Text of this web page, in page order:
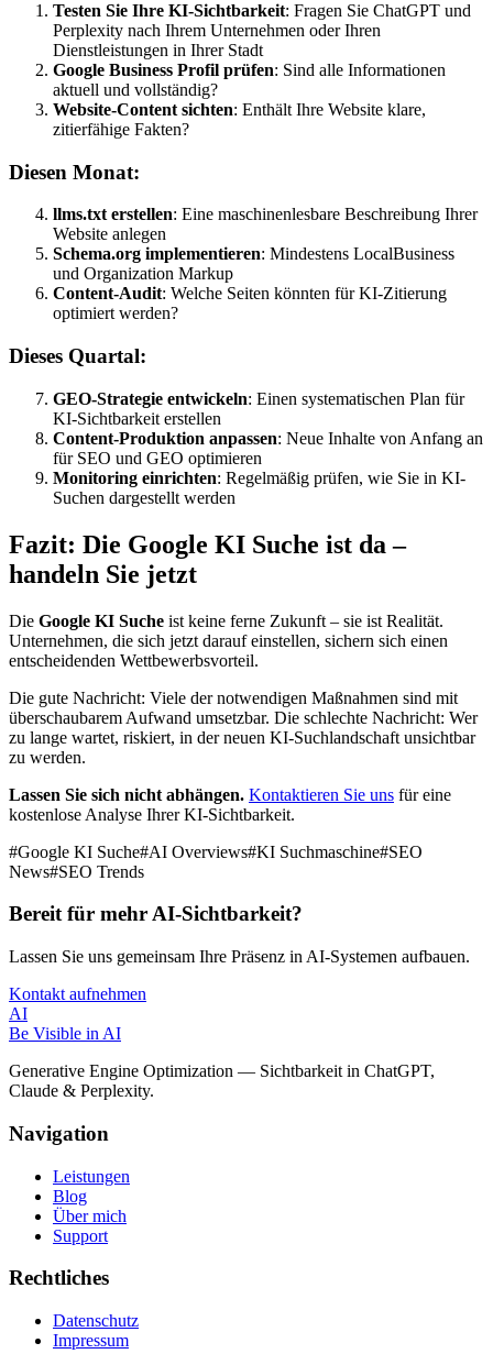
Testen Sie Ihre KI-Sichtbarkeit: Fragen Sie ChatGPT und
Perplexity nach Ihrem Unternehmen oder Ihren
Dienstleistungen in Ihrer Stadt
Google Business Profil prüfen: Sind alle Informationen
aktuell und vollständig?
Website-Content sichten: Enthält Ihre Website klare,
zitierfähige Fakten?
Diesen Monat:
llms.txt erstellen: Eine maschinenlesbare Beschreibung Ihrer
Website anlegen
Schema.org implementieren: Mindestens LocalBusiness
und Organization Markup
Content-Audit: Welche Seiten könnten für KI-Zitierung
optimiert werden?
Dieses Quartal:
GEO-Strategie entwickeln: Einen systematischen Plan für
KI-Sichtbarkeit erstellen
Content-Produktion anpassen: Neue Inhalte von Anfang an
für SEO und GEO optimieren
Monitoring einrichten: Regelmäßig prüfen, wie Sie in KI-
Suchen dargestellt werden
Fazit: Die Google KI Suche ist da –
handeln Sie jetzt
Die Google KI Suche ist keine ferne Zukunft – sie ist Realität.
Unternehmen, die sich jetzt darauf einstellen, sichern sich einen
entscheidenden Wettbewerbsvorteil.
Die gute Nachricht: Viele der notwendigen Maßnahmen sind mit
überschaubarem Aufwand umsetzbar. Die schlechte Nachricht: Wer
zu lange wartet, riskiert, in der neuen KI-Suchlandschaft unsichtbar
zu werden.
Lassen Sie sich nicht abhängen. Kontaktieren Sie uns für eine
kostenlose Analyse Ihrer KI-Sichtbarkeit.
#Google KI Suche#AI Overviews#KI Suchmaschine#SEO
News#SEO Trends
Bereit für mehr AI-Sichtbarkeit?
Lassen Sie uns gemeinsam Ihre Präsenz in AI-Systemen aufbauen.
Kontakt aufnehmen
AI
Be Visible in AI
Generative Engine Optimization — Sichtbarkeit in ChatGPT,
Claude & Perplexity.
Navigation
Leistungen
Blog
Über mich
Support
Rechtliches
Datenschutz
Impressum